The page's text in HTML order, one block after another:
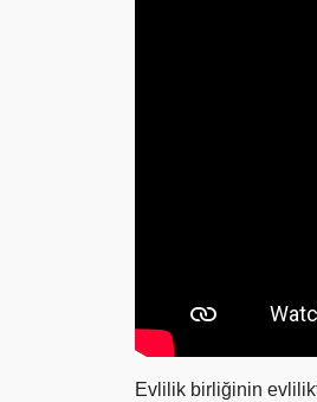
Evlilik birliğinin